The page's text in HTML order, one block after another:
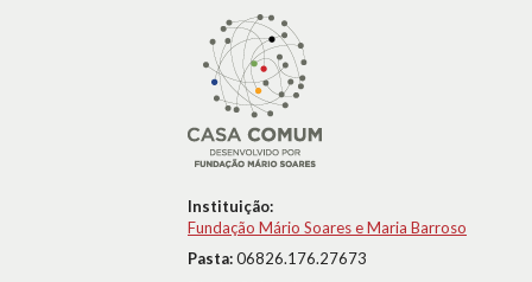
Instituição:
Fundação Mário Soares e Maria Barroso
Pasta:06826.176.27673